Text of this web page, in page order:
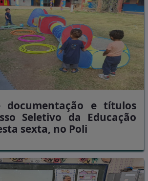
documentação e títulos
Seletivo da Educação
sexta, no Poli